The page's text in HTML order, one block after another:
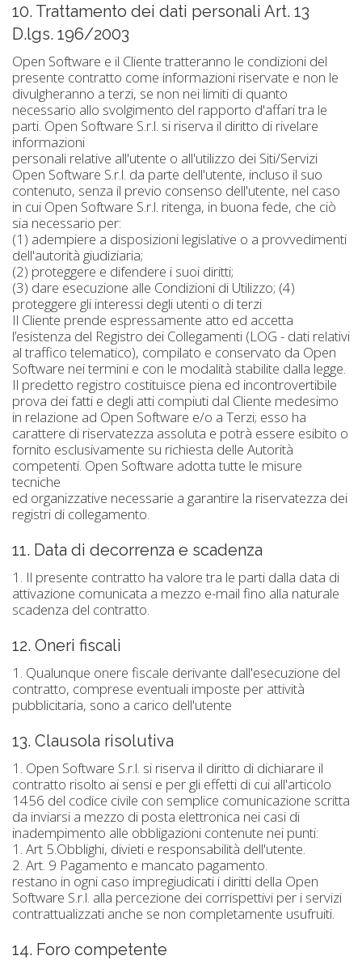
10. Trattamento dei dati personali Art. 13
D.lgs. 196/2003
Open Software e il Cliente tratteranno le condizioni del
presente contratto come informazioni riservate e non le
divulgheranno a terzi, se non nei limiti di quanto
necessario allo svolgimento del rapporto d'affari tra le
parti. Open Software S.r.l. si riserva il diritto di rivelare
informazioni
personali relative all'utente o all'utilizzo dei Siti/Servizi
Open Software S.r.l. da parte dell'utente, incluso il suo
contenuto, senza il previo consenso dell'utente, nel caso
in cui Open Software S.r.l. ritenga, in buona fede, che ciò
sia necessario per:
(1) adempiere a disposizioni legislative o a provvedimenti
dell'autorità giudiziaria;
(2) proteggere e difendere i suoi diritti;
(3) dare esecuzione alle Condizioni di Utilizzo; (4)
proteggere gli interessi degli utenti o di terzi
Il Cliente prende espressamente atto ed accetta
l’esistenza del Registro dei Collegamenti (LOG - dati relativi
al traffico telematico), compilato e conservato da Open
Software nei termini e con le modalità stabilite dalla legge.
Il predetto registro costituisce piena ed incontrovertibile
prova dei fatti e degli atti compiuti dal Cliente medesimo
in relazione ad Open Software e/o a Terzi; esso ha
carattere di riservatezza assoluta e potrà essere esibito o
fornito esclusivamente su richiesta delle Autorità
competenti. Open Software adotta tutte le misure
tecniche
ed organizzative necessarie a garantire la riservatezza dei
registri di collegamento.
11. Data di decorrenza e scadenza
1. Il presente contratto ha valore tra le parti dalla data di
attivazione comunicata a mezzo e-mail fino alla naturale
scadenza del contratto.
12. Oneri fiscali
1. Qualunque onere fiscale derivante dall'esecuzione del
contratto, comprese eventuali imposte per attività
pubblicitaria, sono a carico dell'utente
13. Clausola risolutiva
1. Open Software S.r.l. si riserva il diritto di dichiarare il
contratto risolto ai sensi e per gli effetti di cui all'articolo
1456 del codice civile con semplice comunicazione scritta
da inviarsi a mezzo di posta elettronica nei casi di
inadempimento alle obbligazioni contenute nei punti:
1. Art 5.Obblighi, divieti e responsabilità dell'utente.
2. Art. 9 Pagamento e mancato pagamento.
restano in ogni caso impregiudicati i diritti della Open
Software S.r.l. alla percezione dei corrispettivi per i servizi
contrattualizzati anche se non completamente usufruiti.
14. Foro competente